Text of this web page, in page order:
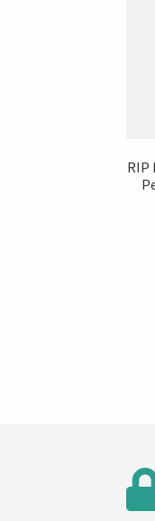
RIP